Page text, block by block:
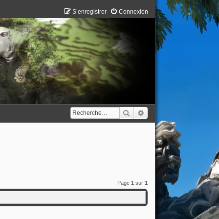
Connexion
S’enregistrer
Rechercher
Page 1 sur 1